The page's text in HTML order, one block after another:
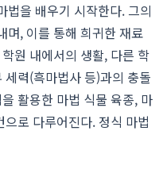
법을 배우기 시작한다. 그의
며, 이를 통해 희귀한 재료
원 내에서의 생활, 다른 학
력(흑마법사 등)과의 충돌
활용한 마법 식물 육종, 마
로 다루어진다. 정식 마법